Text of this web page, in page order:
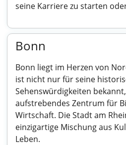
seine Karriere zu starten
Bonn
Bonn liegt im Herzen von
ist nicht nur für seine
Sehenswürdigkeiten
aufstrebendes Zentrum für
Wirtschaft. Die Stadt am
einzigartige Mischung aus
Leben.